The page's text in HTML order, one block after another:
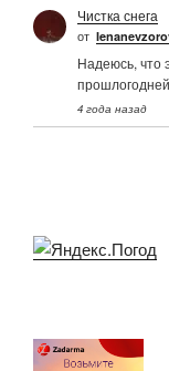
Чистка снега
от
Надеюсь, что
4 года назад